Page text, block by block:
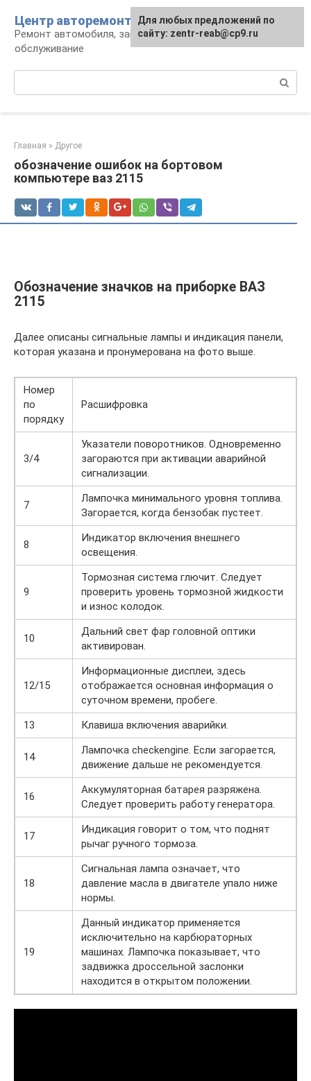
контенту
Центр авторемонта
Ремонт автомобиля, запчасти и
обслуживание
Главная » Другое
обозначение ошибок на бортовом
компьютере ваз 2115
Обозначение значков на приборке ВАЗ
2115
Далее описаны сигнальные лампы и индикация панели,
которая указана и пронумерована на фото выше.
Номер
по
порядку
Расшифровка
3/4
Указатели поворотников. Одновременно
загораются при активации аварийной
сигнализации.
7
Лампочка минимального уровня топлива.
Загорается, когда бензобак пустеет.
8
Индикатор включения внешнего
освещения.
9
Тормозная система глючит. Следует
проверить уровень тормозной жидкости
и износ колодок.
10
Дальний свет фар головной оптики
активирован.
12/15
Информационные дисплеи, здесь
отображается основная информация о
суточном времени, пробеге.
13
Клавиша включения аварийки.
14
Лампочка checkengine. Если загорается,
движение дальше не рекомендуется.
16
Аккумуляторная батарея разряжена.
Следует проверить работу генератора.
17
Индикация говорит о том, что поднят
рычаг ручного тормоза.
18
Сигнальная лампа означает, что
давление масла в двигателе упало ниже
нормы.
19
Данный индикатор применяется
исключительно на карбюраторных
машинах. Лампочка показывает, что
задвижка дроссельной заслонки
находится в открытом положении.
Для любых предложений по
сайту: zentr-reab@cp9.ru